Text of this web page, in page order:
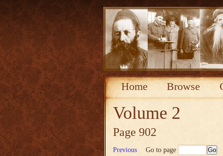
Home Browse
Volume 2
Page 902
Previous Go to page